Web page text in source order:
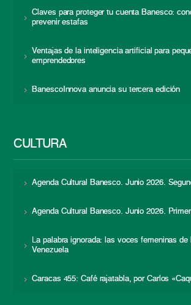
Claves para proteger tu cuenta Banesco:
prevenir estafas
Ventajas de la inteligencia artificial para
emprendedores
BanescoInnova anuncia su tercera edición
CULTURA
Agenda Cultural Banesco. Junio 2026.
Agenda Cultural Banesco. Junio 2026.
La palabra ignorada: las voces femeninas de
Venezuela
Caracas 455: Café rajatabla, por Carlos